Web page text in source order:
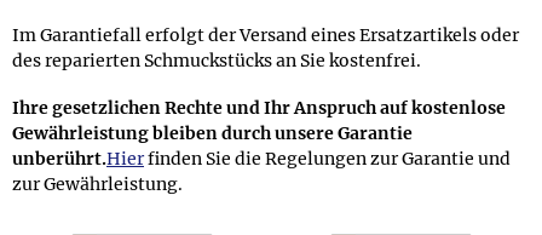
Im Garantiefall erfolgt der Versand eines Ersatzartikels oder
des reparierten Schmuckstücks an Sie kostenfrei.
Ihre gesetzlichen Rechte und Ihr Anspruch auf kostenlose
Gewährleistung bleiben durch unsere Garantie
unberührt.Hierfinden Sie die Regelungen zur Garantie und
zur Gewährleistung.